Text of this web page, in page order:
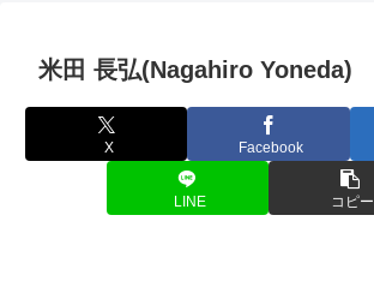
米田 長弘(Nagahiro Yoneda)
X Facebook
LINE コピー